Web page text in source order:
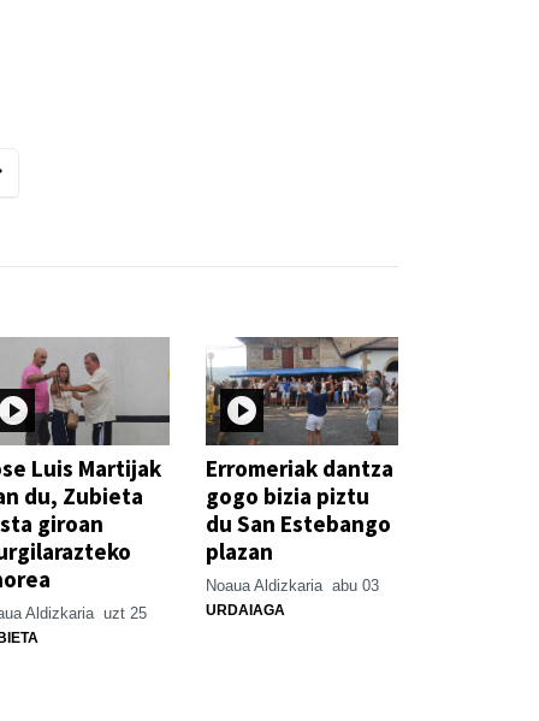
Luis Martijak
du, Zubieta
giroan
Aldizkaria uzt 25
Erromeriak dantza
gogo bizia piztu
du San Estebango
plazan
Noaua Aldizkaria abu 03
URDAIAGA